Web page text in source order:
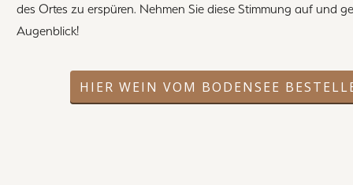
des Ortes zu erspüren. Nehmen Sie diese Stimmung auf und
Augenblick!
HIER WEIN VOM BODENSEE